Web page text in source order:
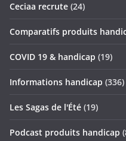
Ceciaa recrute (24)
Comparatifs produits
COVID 19 & handicap (19)
Informations handicap (336)
Les Sagas de l'Été (19)
Podcast produits handicap